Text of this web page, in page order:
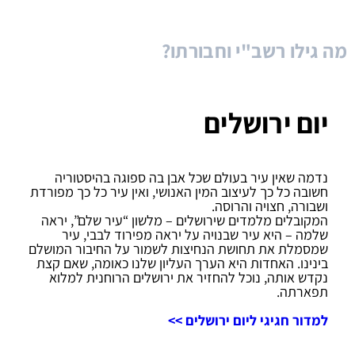
מה גילו רשב"י וחבורתו?
יום ירושלים
נדמה שאין עיר בעולם שכל אבן בה ספוגה בהיסטוריה
חשובה כל כך לעיצוב המין האנושי, ואין עיר כל כך מפורדת
ושבורה, חצויה והרוסה.
המקובלים מלמדים שירושלים – מלשון “עיר שלם”, יראה
שלמה – היא עיר שבנויה על יראה מפירוד לבבי, עיר
שמסמלת את תחושת הנחיצות לשמור על החיבור המושלם
בינינו. האחדות היא הערך העליון שלנו כאומה, שאם קצת
נקדש אותה, נוכל להחזיר את ירושלים הרוחנית למלוא
תפארתה.
למדור חגיגי ליום ירושלים >>